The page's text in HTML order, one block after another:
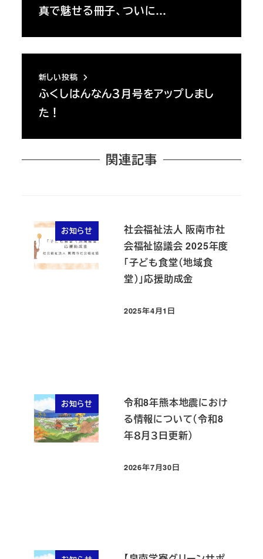
真で魅せる冊子、ついに…
新しい投稿
ふくしはんなん３月号をアップしまし
た！
関連記事
お知らせ
社会福祉法人 阪南市社
会福祉協議会 2025年度
「子ども食堂（地域食
堂）」応援助成金
投稿日
2025年4月1日
お知らせ
令和8年熊本地震におけ
る情報について（令和8
年８月３日更新）
投稿日
2026年7月30日